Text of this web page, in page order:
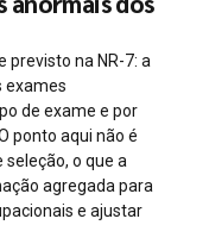
previsto na NR-7: a
exames
de exame e por
ponto aqui não é
o que a
agregada para
e ajustar